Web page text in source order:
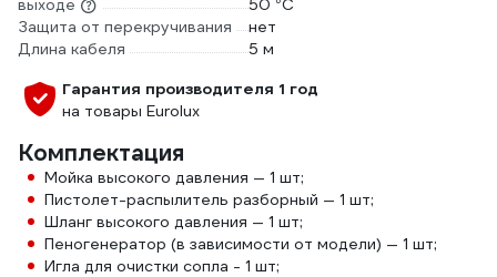
выходе
50 °С
Защита от перекручивания
нет
Длина кабеля
5 м
Гарантия производителя 1 год
на товары Eurolux
Комплектация
Мойка высокого давления — 1 шт;
Пистолет-распылитель разборный — 1 шт;
Шланг высокого давления — 1 шт;
Пеногенератор (в зависимости от модели) — 1 шт;
Игла для очистки сопла - 1 шт;